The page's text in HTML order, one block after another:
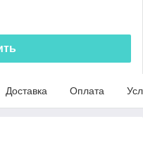
Доставка Оплата